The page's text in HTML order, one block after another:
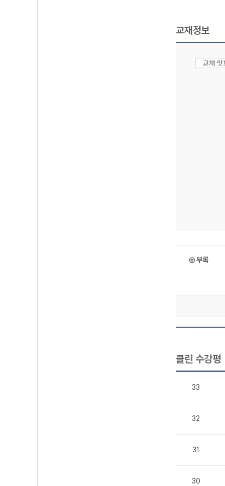
교재정보
교재
◎ 부록
클린 수강평
33
32
31
30